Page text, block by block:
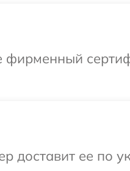
фирменный
доставит ее по